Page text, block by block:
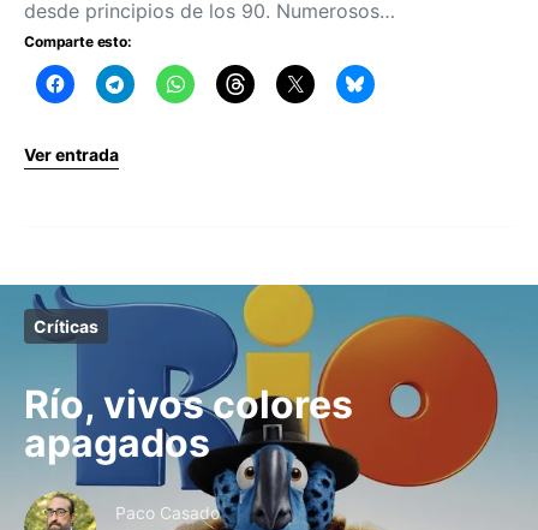
desde principios de los 90. Numerosos…
Comparte esto:
Ver entrada
Críticas
Río, vivos colores
apagados
Paco Casado